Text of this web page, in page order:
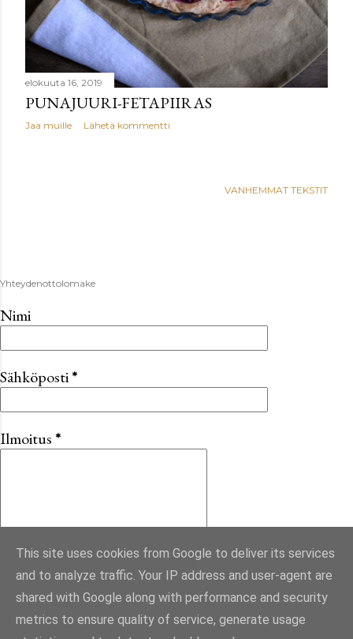
elokuuta 16, 2019
PUNAJUURI-FETAPIIRAS
Jaa muille Lähetä kommentti
VANHEMMAT TEKSTIT
Yhteydenottolomake
Nimi
Sähköposti*
Ilmoitus *
This site uses cookies from Google to deliver its services
and to analyze traffic. Your IP address and user-agent are
shared with Google along with performance and security
metrics to ensure quality of service, generate usage